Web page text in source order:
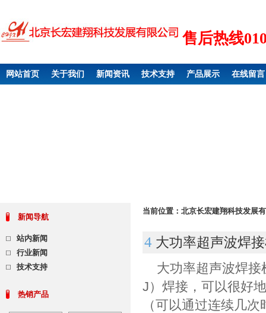
售后热线
网站首页 关于我们 新闻资讯 技术支持 产品展示 在线留言
新闻导航
站内新闻
行业新闻
技术支持
热销产品
当前位置： 北京长宏建翔科技发展
4 大功率超声波焊
大功率超声波焊
J）焊接，可以很好
（可以通过连续几